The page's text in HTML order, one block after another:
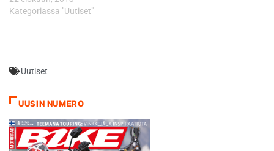
rakentaminen. MP-messujen
esittelee suomalaisen
Messuilla voi tutustua
vauhdikkaisiin
moottoriurheilulajeihin,
löytää uusia
moottoripyöräreittejä ja
Kategoriassa "Uutiset"
Uutiset
UUSIN NUMERO